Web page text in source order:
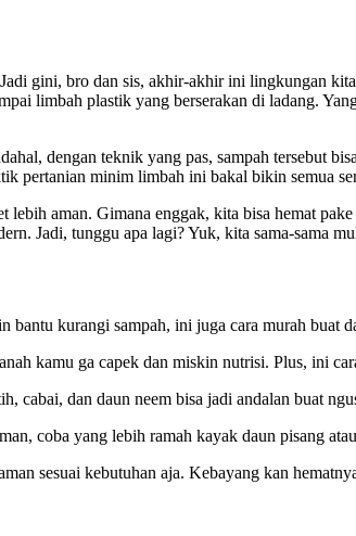
gini, bro dan sis, akhir-akhir ini lingkungan
limbah plastik yang berserakan di ladang.
dengan teknik yang pas, sampah tersebut
pertanian minim limbah ini bakal bikin semua
aman. Gimana enggak, kita bisa hemat
Jadi, tunggu apa lagi? Yuk, kita sama-sama
kurangi sampah, ini juga cara murah buat
kamu ga capek dan miskin nutrisi. Plus, ini
dan daun neem bisa jadi andalan buat
coba yang lebih ramah kayak daun pisang
sesuai kebutuhan aja. Kebayang kan